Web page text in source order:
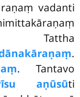
vadanti
Tattha
.
. Tantavo
aṇūsūti